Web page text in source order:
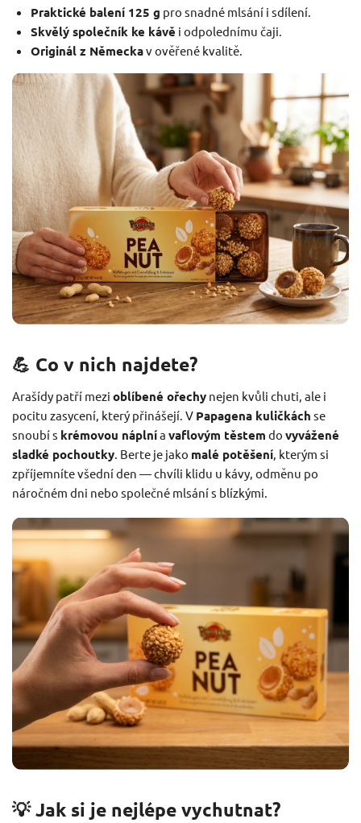
Praktické balení 125 g pro snadné mlsání i sdílení.
Skvělý společník ke kávě i odpolednímu čaji.
Originál z Německav ověřené kvalitě.
💪 Co v nich najdete?
Arašídy patří mezi oblíbené ořechy nejen kvůli chuti, ale i
pocitu zasycení, který přinášejí. V Papagena kuličkách se
snoubí s krémovou náplnía vaflovým těstem do vyvážené
sladké pochoutky. Berte je jako malé potěšení, kterým si
zpříjemníte všední den — chvíli klidu u kávy, odměnu po
náročném dni nebo společné mlsání s blízkými.
💡 Jak si je nejlépe vychutnat?